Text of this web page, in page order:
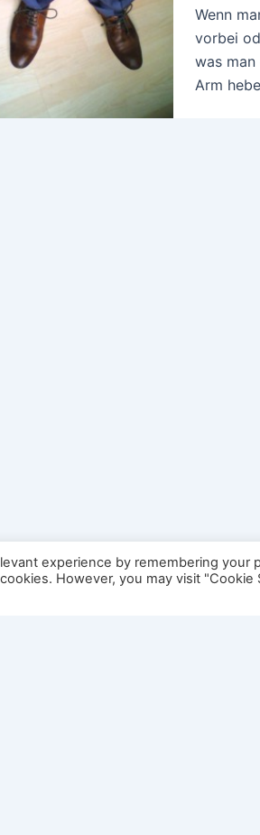
Wenn
vorbei
was
Arm
experience by remembering your
However, you may visit